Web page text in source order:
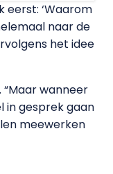
eerst: ‘Waarom
naar de
het idee
wanneer
in gesprek gaan
meewerken